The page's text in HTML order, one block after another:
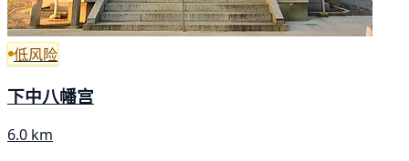
低风险
下中八幡宫
6.0 km